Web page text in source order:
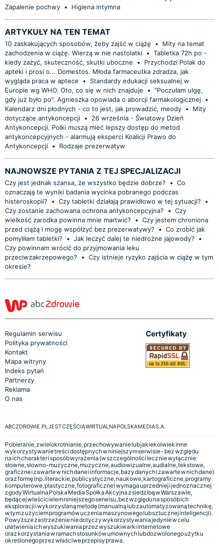
Zapalenie pochwy • Higiena intymna
ARTYKUŁY NA TEN TEMAT
10 zaskakujących sposobów, żeby zajść w ciążę •
Mity na temat
zachodzenia w ciążę. Wierzą w nie nastolatki • Tabletka 72h po -
kiedy zażyć, skuteczność, skutki uboczne
•
Przychodzi Polak do
apteki i prosi o... Domestos. Młoda farmaceutka zdradza, jak
wygląda praca w aptece
•
Standardy edukacji seksualnej w
Europie wg WHO. Oto, co się w nich znajduje
•
"Poczułam ulgę,
gdy już było po". Agnieszka opowiada o aborcji farmakologicznej •
Kalendarz dni płodnych - co to jest, jak prowadzić, meody •
Mity
dotyczące antykoncepcji •
26 września - Światowy Dzień
Antykoncepcji. Polki muszą mieć lepszy dostęp do metod
antykoncepcyjnych - alarmują eksperci Koalicji Prawo do
Antykoncepcji • Rodzaje prezerwatyw
NAJNOWSZE PYTANIA Z TEJ SPECJALIZACJI
Czy jest jednak szansa, że wszystko będzie dobrze? • Co
oznaczają te wyniki badania wycinka pobranego podczas
histeroskopii?
• Czy tabletki działają prawidłowo w tej sytuacji?
•
Czy zostanie zachowana ochrona antykoncepcyjna?
• Czy
wielkość zarodka powinna mnie martwić?
• Czy jestem chroniona
przed ciążą i mogę współżyć bez prezerwatywy?
• Co zrobić jak
pomyliłam tabletki?
• Jak leczyć dalej te niedrożne jajowody?
•
Czy powinnam wrócić do przyjmowania leku
przeciwzakrzepowego?
• Czy istnieje ryzyko zajścia w ciążę w tym
okresie?
Regulamin serwisu
Polityka prywatności
Kontakt
Mapa witryny
Indeks pytań
Partnerzy
Reklama
O nas
Certyfikaty
ABCZDROWIE.PL JEST CZĘŚCIĄ WIRTUALNA POLSKA MEDIA S.A.
Pobieranie, zwielokrotnianie, przechowywanie lub jakiekolwiek inne
wykorzystywanie treści dostępnych w niniejszym serwisie - bez względu
na ich charakter i sposób wyrażenia (w szczególności lecz nie wyłącznie:
słowne, słowno-muzyczne, muzyczne, audiowizualne, audialne, tekstowe,
graficzne i zawarte w nich dane i informacje, bazy danych i zawarte w nich dane)
oraz formę (np. literackie, publicystyczne, naukowe, kartograficzne, programy
komputerowe, plastyczne, fotograficzne) wymaga uprzedniej i jednoznacznej
zgody Wirtualna Polska Media Spółka Akcyjna z siedzibą w Warszawie,
będącej właścicielem niniejszego serwisu, bez względu na sposób ich
eksploracji i wykorzystaną metodę (manualną lub zautomatyzowaną technikę,
w tym z użyciem programów uczenia maszynowego lub sztucznej inteligencji).
Powyższe zastrzeżenie nie dotyczy wykorzystywania jedynie w celu
ułatwienia ich wyszukiwania przez wyszukiwarki internetowe
oraz korzystania w ramach stosunków umownych lub dozwolonego użytku
określonego przez właściwe przepisy prawa.